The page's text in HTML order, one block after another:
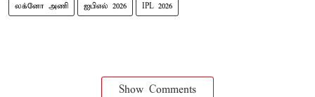
லக்னோ அணி ஐபிஎல் 2026 IPL 2026
Show Comments